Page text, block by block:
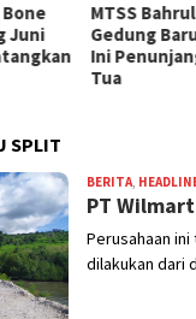
Juni
MTSS
Gedung
Ini
Tua
SPLIT
BERITA,
PT
Perusahaan
dilakukan dari